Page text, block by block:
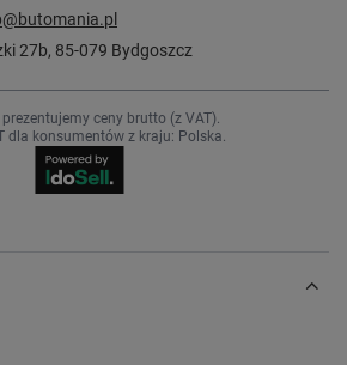
27b, 85-079 Bydgoszcz
ceny brutto (z VAT).
dla konsumentów z kraju: Polska.